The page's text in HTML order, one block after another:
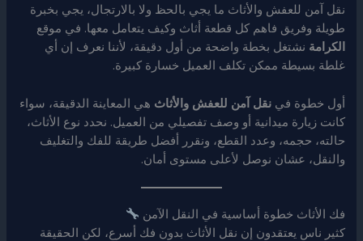
نقل آمن للعفش والأثاث ما يجي بالحظ ولا بالارتجال، يجي بخبرة
طويلة وفريق فاهم كل قطعة أثاث وكيف يتعامل معها. في موقع
الكرامة نشتغل بخطة واضحة من أول دقيقة، لأننا نعرف إن أي
غلطة بسيطة ممكن تكلف العميل خسارة كبيرة.
أول خطوة فينقل آمن للعفش والأثاث هي المعاينة الدقيقة، سواء
كانت زيارة ميدانية أو وصف تفصيلي من العميل. نحدد نوع الأثاث،
حالته، حجمه، وعدد القطع، ونقرر أفضل طريقة للفك والتغليف
والنقل، عشان نوصل لأعلى مستوى أمان.
فك الأثاث خطوة أساسية في النقل الآمن
كثير ناس يعتقدون إن نقل الأثاث بدون فك أسرع، لكن الحقيقة